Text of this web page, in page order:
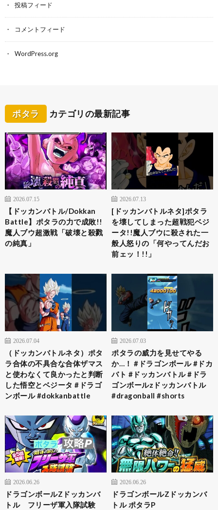
投稿フィード
コメントフィード
WordPress.org
ポタラ カテゴリの最新記事
2026.07.15
【ドッカンバトル/Dokkan
Battle】ポタラの力で成敗!!
魔人ブウ超激戦「破壊と殺戮
の純真」
2026.07.13
[ドッカンバトルネタ]ポタラ
を壊してしまった超戦犯ベジ
ータ!!魔人ブウに殺された一
般人怒りの「何やってんだお
前ェッ！!!」
2026.07.04
（ドッカンバトルネタ）ポタ
ラ合体の不具合な合体ザマス
と使わなくて良かったと判断
した悟空とベジータ #ドラゴ
ンボール #dokkanbattle
2026.07.03
ポタラの威力を見せてやる
か…！ #ドラゴンボール #ドカ
バト #ドッカンバトル #ドラ
ゴンボールzドッカンバトル
#dragonball #shorts
2026.06.26
ドラゴンボールZドッカンバ
トル フリーザ軍入隊試験
2026.06.26
ドラゴンボールZドッカンバ
トル ポタラP